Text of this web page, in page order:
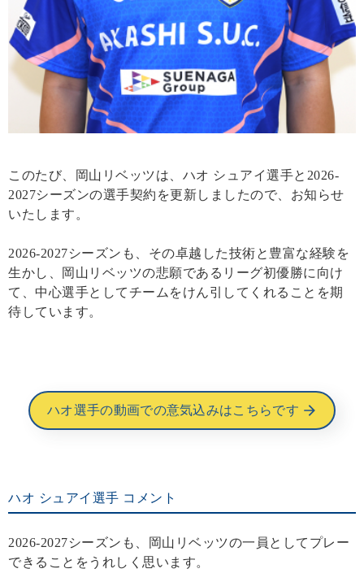
このたび、岡山リベッツは、ハオ シュアイ選手と2026-
2027シーズンの選手契約を更新しましたので、お知らせ
いたします。
2026-2027シーズンも、その卓越した技術と豊富な経験を
生かし、岡山リベッツの悲願であるリーグ初優勝に向け
て、中心選手としてチームをけん引してくれることを期
待しています。
ハオ選手の動画での意気込みはこちらです
ハオ シュアイ選手 コメント
2026-2027シーズンも、岡山リベッツの一員としてプレー
できることをうれしく思います。